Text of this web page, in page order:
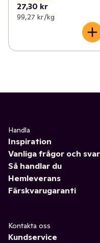
27,30 kr
99,27 kr /kg
Handla
Inspiration
Vanliga frågor och svar
Så handlar du
Hemleverans
Färskvarugaranti
Kontakta oss
Kundservice